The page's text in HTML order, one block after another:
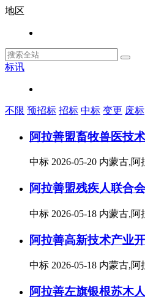
地区
标讯
不限 预招标 招标 中标 变更 废标
阿拉善盟畜牧兽医技
中标 2026-05-20 内蒙古,阿
阿拉善盟残疾人联合
中标 2026-05-18 内蒙古,阿
阿拉善高新技术产业
中标 2026-05-18 内蒙古,阿
阿拉善左旗银根苏木